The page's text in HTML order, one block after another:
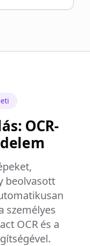
OCR-
beolvasott
személyes
OCR és a